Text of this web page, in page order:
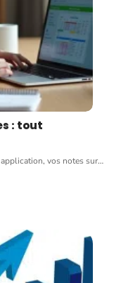
: tout
vos notes sur…